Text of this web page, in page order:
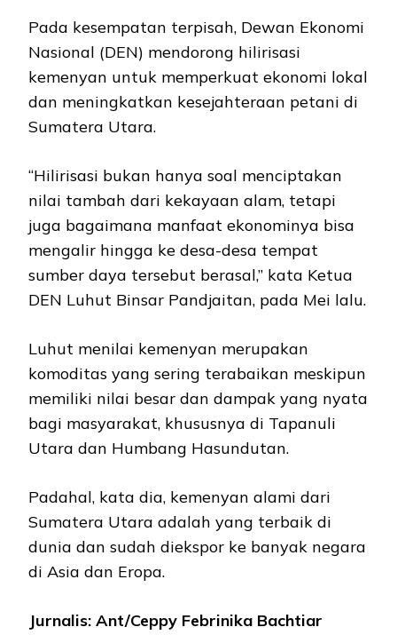
Pada kesempatan terpisah, Dewan Ekonomi
Nasional (DEN) mendorong hilirisasi
kemenyan untuk memperkuat ekonomi lokal
dan meningkatkan kesejahteraan petani di
Sumatera Utara.
“Hilirisasi bukan hanya soal menciptakan
nilai tambah dari kekayaan alam, tetapi
juga bagaimana manfaat ekonominya bisa
mengalir hingga ke desa-desa tempat
sumber daya tersebut berasal,” kata Ketua
DEN Luhut Binsar Pandjaitan, pada Mei lalu.
Luhut menilai kemenyan merupakan
komoditas yang sering terabaikan meskipun
memiliki nilai besar dan dampak yang nyata
bagi masyarakat, khususnya di Tapanuli
Utara dan Humbang Hasundutan.
Padahal, kata dia, kemenyan alami dari
Sumatera Utara adalah yang terbaik di
dunia dan sudah diekspor ke banyak negara
di Asia dan Eropa.
Jurnalis: Ant/Ceppy Febrinika Bachtiar